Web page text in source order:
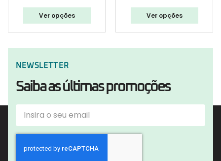
Ver opções Ver opções
NEWSLETTER
Saiba as últimas promoções